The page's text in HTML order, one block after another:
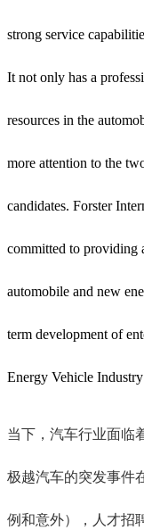
strong service
It not only has a
resources in the
more attention to the
candidates. Forster
committed to providing
automobile and new
term development of
Energy Vehicle Industry
当下，汽车行业面临
极越汽车的突发事件
例和意外），人才招